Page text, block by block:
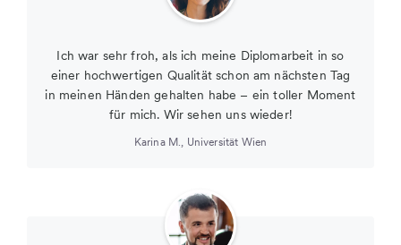
Ich war sehr froh, als ich meine Diplomarbeit in so
einer hochwertigen Qualität schon am nächsten Tag
in meinen Händen gehalten habe – ein toller Moment
für mich. Wir sehen uns wieder!
Karina M., Universität Wien